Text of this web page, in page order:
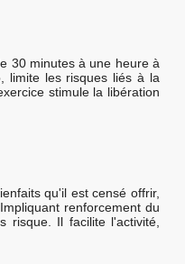
30 minutes à une heure à
limite les risques liés à la
stimule la libération
qu'il est censé offrir,
renforcement du
risque. Il facilite l'activité,